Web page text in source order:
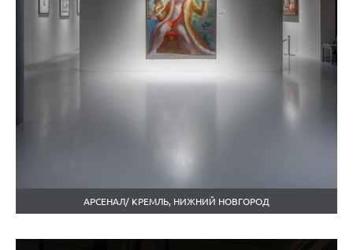
АРСЕНАЛ/ КРЕМЛЬ, НИЖНИЙ НОВГОРОД